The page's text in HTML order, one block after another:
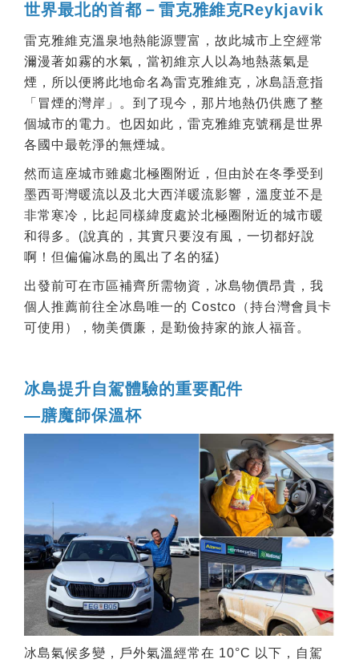
世界最北的首都－雷克雅維克Reykjavik
雷克雅維克溫泉地熱能源豐富，故此城市上空經常
濔漫著如霧的水氣，當初維京人以為地熱蒸氣是
煙，所以便將此地命名為雷克雅維克，冰島語意指
「冒煙的灣岸」。到了現今，那片地熱仍供應了整
個城市的電力。也因如此，雷克雅維克號稱是世界
各國中最乾淨的無煙城。
然而這座城市雖處北極圈附近，但由於在冬季受到
墨西哥灣暖流以及北大西洋暖流影響，溫度並不是
非常寒冷，比起同樣緯度處於北極圈附近的城市暖
和得多。(說真的，其實只要沒有風，一切都好說
啊！但偏偏冰島的風出了名的猛)
出發前可在市區補齊所需物資，冰島物價昂貴，我
個人推薦前往全冰島唯一的 Costco（持台灣會員卡
可使用），物美價廉，是勤儉持家的旅人福音。
冰島提升自駕體驗的重要配件
—膳魔師保溫杯
冰島氣候多變，戶外氣溫經常在 10°C 以下，自駕